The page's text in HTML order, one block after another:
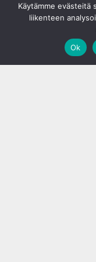
Käytämme evästeitä
liikenteen
Ok